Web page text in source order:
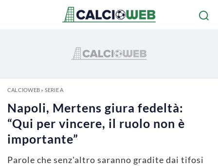
CALCIOWEB» SERIE A
Napoli, Mertens giura fedeltà:
“Qui per vincere, il ruolo non è
importante”
Parole che senz'altro saranno gradite dai tifosi